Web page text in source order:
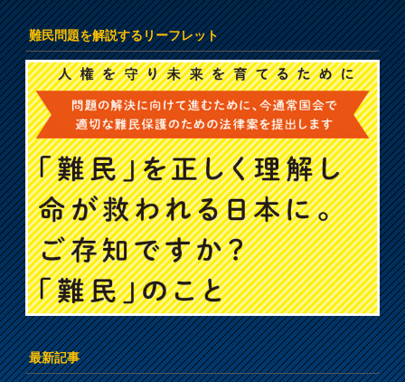
難民問題を解説するリーフレット
最新記事